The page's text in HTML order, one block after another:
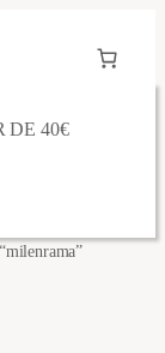
DE 40€